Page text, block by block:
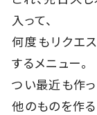
入って、
何度もリクエ
するメニュー。
つい最近も作っ
他のものを作る